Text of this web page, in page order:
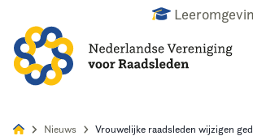
Nieuws Vrouwelijke raadsleden wijzigen